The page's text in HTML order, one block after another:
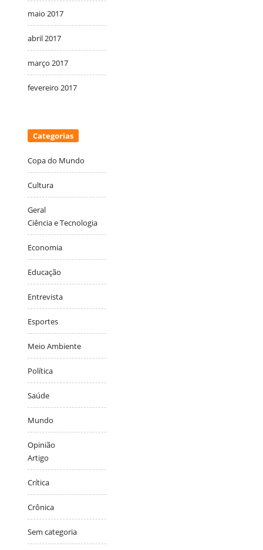
maio 2017
abril 2017
março 2017
fevereiro 2017
Categorias
Copa do Mundo
Cultura
Geral
Ciência e Tecnologia
Economia
Educação
Entrevista
Esportes
Meio Ambiente
Política
Saúde
Mundo
Opinião
Artigo
Crítica
Crônica
Sem categoria